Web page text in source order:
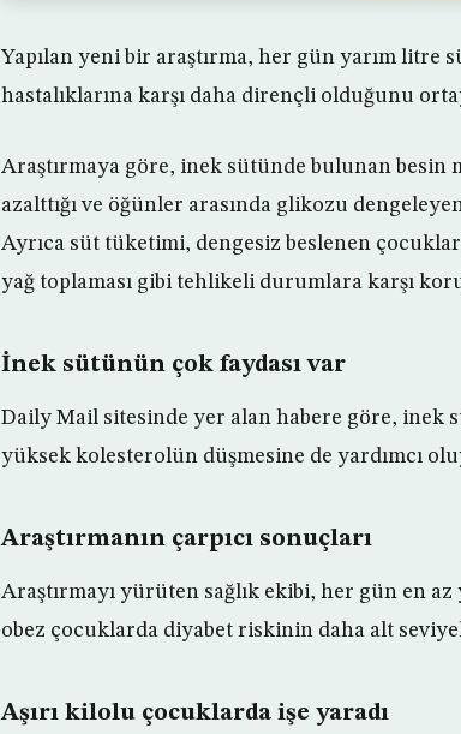
Yapılan yeni bir araştırma, her gün yarım litre
hastalıklarına karşı daha dirençli olduğunu
Araştırmaya göre, inek sütünde bulunan
azalttığı ve öğünler arasında glikozu
Ayrıca süt tüketimi, dengesiz beslenen
yağ toplaması gibi tehlikeli durumlara karşı
İnek sütünün çok faydası var
Daily Mail sitesinde yer alan habere göre, inek
yüksek kolesterolün düşmesine de yardımcı
Araştırmanın çarpıcı sonuçları
Araştırmayı yürüten sağlık ekibi, her gün en
obez çocuklarda diyabet riskinin daha alt
Aşırı kilolu çocuklarda işe yaradı